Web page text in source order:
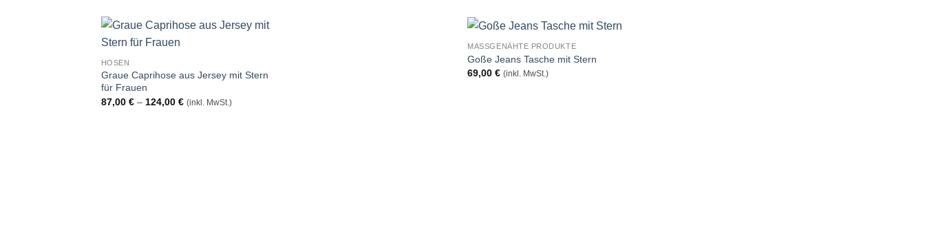
die
HOSEN
Graue Caprihose aus Jersey mit Stern
für Frauen
87,00 € – 124,00 €Preisspanne:
87,00 €
(inkl. MwSt.)
MASSGENÄHTE PRODUKTE
Goße Jeans Tasche mit Stern
69,00€ (inkl. MwSt.)